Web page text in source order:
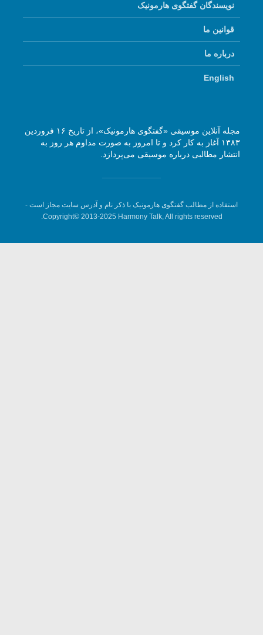
نویسندگان گفتگوی هارمونیک
قوانین ما
درباره ما
English
مجله آنلاین موسیقی «گفتگوی هارمونیک»، از تاریخ ۱۶ فروردین
۱۳۸۳ آغاز به کار کرد و تا امروز به صورت مداوم هر روز به
انتشار مطالبی درباره موسیقی می‌پردازد.
استفاده از مطالب گفتگوی هارمونیک با ذکر نام و آدرس سایت مجاز است -
Copyright© 2013-2025 Harmony Talk, All rights reserved.